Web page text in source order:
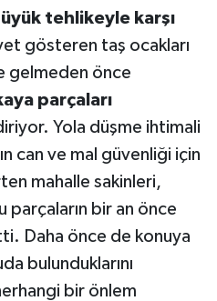
tehlikeyle karşı
gösteren taş ocakları
gelmeden önce
parçaları
Yola düşme ihtimali
can ve mal güvenliği için
mahalle sakinleri,
bir an önce
Daha önce de konuya
bulunduklarını
bir önlem